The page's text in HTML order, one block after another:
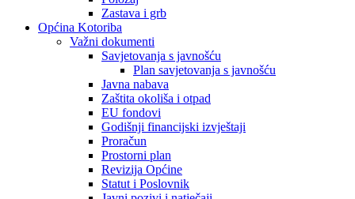
Zastava i grb
Općina Kotoriba
Važni dokumenti
Savjetovanja s javnošću
Plan savjetovanja s javnošću
Javna nabava
Zaštita okoliša i otpad
EU fondovi
Godišnji financijski izvještaji
Proračun
Prostorni plan
Revizija Općine
Statut i Poslovnik